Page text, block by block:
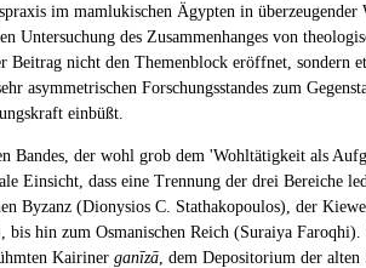
im mamlukischen Ägypten in überzeugender
Untersuchung des Zusammenhanges von
nicht den Themenblock eröffnet, sondern
asymmetrischen Forschungsstandes zum
einbüßt.
Bandes, der wohl grob dem 'Wohltätigkeit als
Einsicht, dass eine Trennung der drei Bereiche
Byzanz (Dionysios C. Stathakopoulos), der
hin zum Osmanischen Reich (Suraiya
Kairiner ganīzā , dem Depositorium der